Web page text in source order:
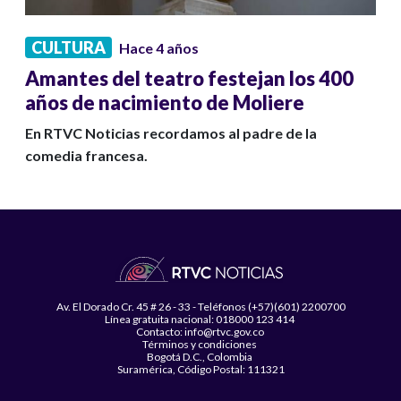
CULTURA Hace 4 años
Amantes del teatro festejan los 400
años de nacimiento de Moliere
En RTVC Noticias recordamos al padre de la
comedia francesa.
Av. El Dorado Cr. 45 # 26 - 33 - Teléfonos (+57)(601) 2200700
Línea gratuita nacional: 018000 123 414
Contacto: info@rtvc.gov.co
Términos y condiciones
Bogotá D.C., Colombia
Suramérica, Código Postal: 111321